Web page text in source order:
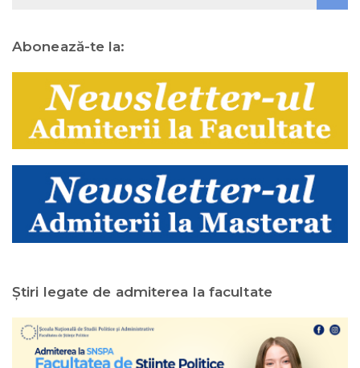
Abonează-te la:
Ştiri legate de admiterea la facultate